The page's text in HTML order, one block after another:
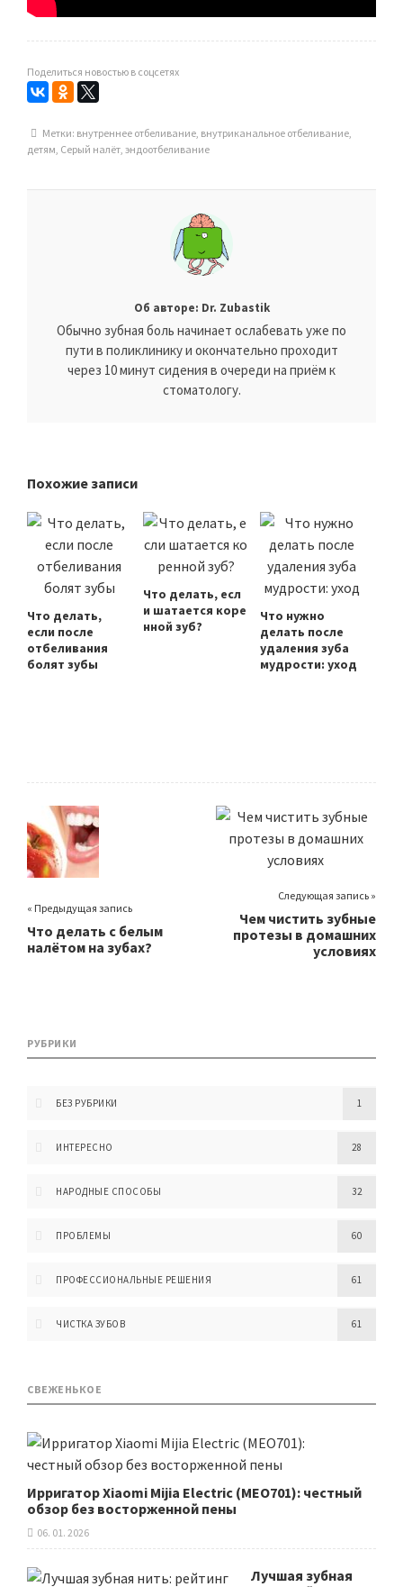
Поделиться новостью в соцсетях
Метки: внутреннее отбеливание, внутриканальное отбеливание,
детям, Серый налёт, эндоотбеливание
Об авторе: Dr. Zubastik
Обычно зубная боль начинает ослабевать уже по
пути в поликлинику и окончательно проходит
через 10 минут сидения в очереди на приём к
стоматологу.
Похожие записи
Что делать,
если после
отбеливания
болят зубы
Что делать, есл
и шатается коре
нной зуб?
Что нужно
делать после
удаления зуба
мудрости: уход
« Предыдущая запись
Что делать с белым
налётом на зубах?
Следующая запись »
Чем чистить зубные
протезы в домашних
условиях
РУБРИКИ
БЕЗ РУБРИКИ 1
ИНТЕРЕСНО 28
НАРОДНЫЕ СПОСОБЫ 32
ПРОБЛЕМЫ 60
ПРОФЕССИОНАЛЬНЫЕ РЕШЕНИЯ 61
ЧИСТКА ЗУБОВ 61
СВЕЖЕНЬКОЕ
Ирригатор Xiaomi Mijia Electric (MEO701): честный
обзор без восторженной пены
06. 01. 2026
Лучшая зубная